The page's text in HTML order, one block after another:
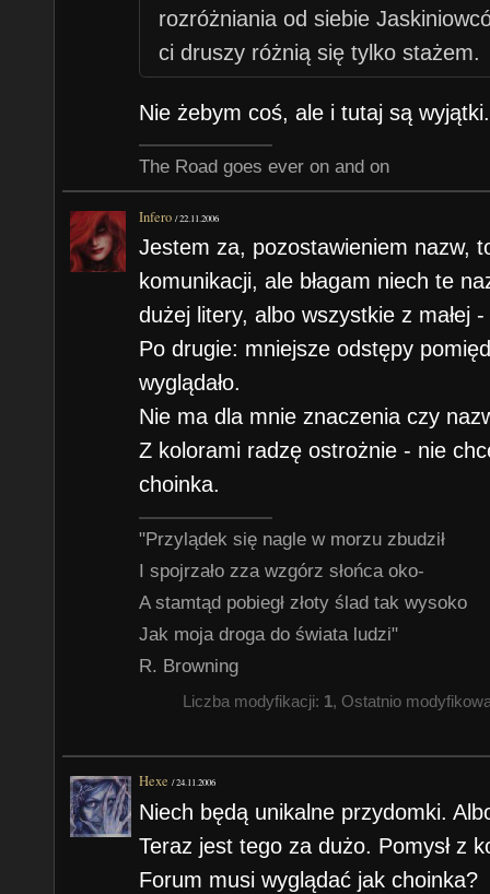
rozróżniania od siebie
ci druszy różnią się tylko stażem.
Nie żebym coś, ale i tutaj są wyjątki.
The Road goes ever on and on
Infero /22.11.2006
Jestem za, pozostawieniem nazw,
komunikacji, ale błagam niech te
dużej litery, albo wszystkie z małej
Po drugie: mniejsze odstępy
wyglądało.
Nie ma dla mnie znaczenia czy
Z kolorami radzę ostrożnie - nie
choinka.
"Przylądek się nagle w morzu zbudził
I spojrzało zza wzgórz słońca oko-
A stamtąd pobiegł złoty ślad tak wysoko
Jak moja droga do świata ludzi"
R. Browning
Liczba modyfikacji: 1, Ostatnio
Hexe /24.11.2006
Niech będą unikalne przydomki.
Teraz jest tego za dużo. Pomysł z
Forum musi wyglądać jak choinka?